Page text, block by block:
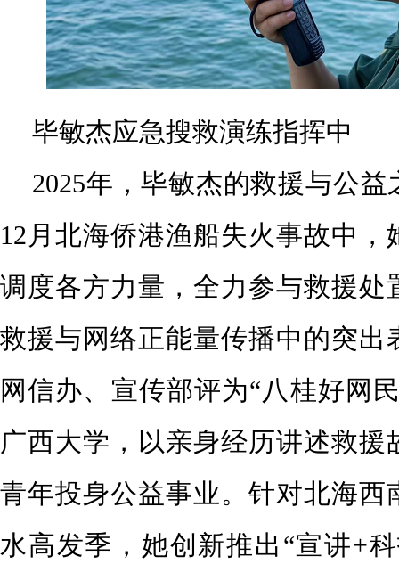
毕敏杰应急搜救演练指挥中
2025年，毕敏杰的救援与公
12月北海侨港渔船失火事故中，
调度各方力量，全力参与救援处
救援与网络正能量传播中的突出
网信办、宣传部评为“八桂好网
广西大学，以亲身经历讲述救援
青年投身公益事业。针对北海西
水高发季，她创新推出“宣讲+